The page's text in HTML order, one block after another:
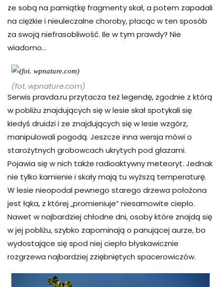
ze sobą na pamiątkę fragmenty skał, a potem zapadali
na ciężkie i nieuleczalne choroby, płacąc w ten sposób
za swoją niefrasobliwość. Ile w tym prawdy? Nie
wiadomo…
(fot. wpnature.com)
Serwis pravda.ru przytacza też legendę, zgodnie z którą
w pobliżu znajdujących się w lesie skał spotykali się
kiedyś druidzi i ze znajdujących się w lesie wzgórz,
manipulowali pogodą. Jeszcze inna wersja mówi o
starożytnych grobowcach ukrytych pod głazami.
Pojawia się w nich także radioaktywny meteoryt. Jednak
nie tylko kamienie i skały mają tu wyższą temperaturę.
W lesie nieopodal pewnego starego drzewa położona
jest łąka, z której „promieniuje” niesamowite ciepło.
Nawet w najbardziej chłodne dni, osoby które znajdą się
w jej pobliżu, szybko zapominają o panującej aurze, bo
wydostające się spod niej ciepło błyskawicznie
rozgrzewa najbardziej zziębniętych spacerowiczów.